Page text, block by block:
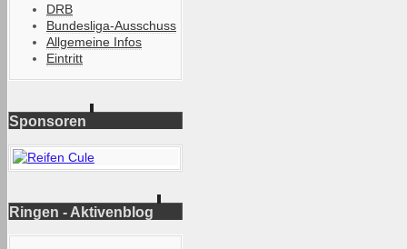
DRB
Bundesliga-Ausschuss
Allgemeine Infos
Eintritt
Sponsoren
Ringen - Aktivenblog